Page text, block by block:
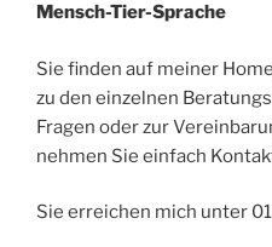
Mensch-Tier-Sprache
Sie finden auf meiner
zu den einzelnen
Fragen oder zur
nehmen Sie einfach
Sie erreichen mich unter